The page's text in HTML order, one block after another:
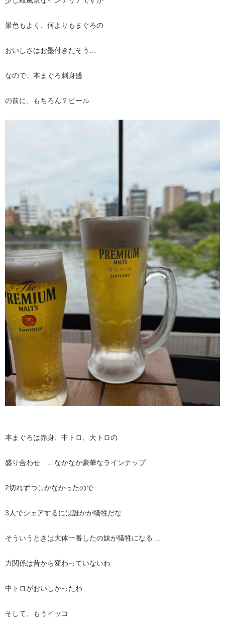
景色もよく、何よりもまぐろの
おいしさはお墨付きだそう…
なので、本まぐろ刺身盛
の前に、もちろん？ビール
本まぐろは赤身、中トロ、大トロの
盛り合わせ …なかなか豪華なラインナップ
2切れずつしかなかったので
3人でシェアするには誰かが犠牲だな
そういうときは大体一番したの妹が犠牲になる…
力関係は昔から変わっていないわ
中トロがおいしかったわ
そして、もうイッコ